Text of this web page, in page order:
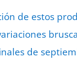
de estos
de